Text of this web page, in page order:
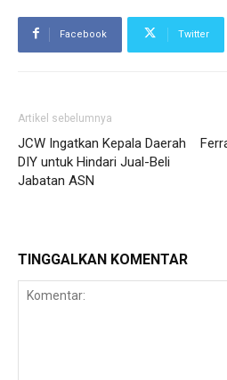
Facebook Twitter
Artikel sebelumnya
JCW Ingatkan Kepala Daerah
DIY untuk Hindari Jual-Beli
Jabatan ASN
TINGGALKAN KOMENTAR